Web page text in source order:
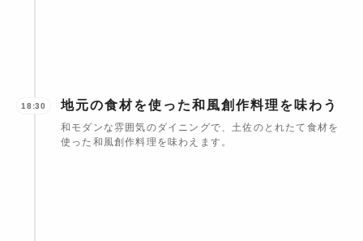
18:30 地元の食材を使った和風創作料理を味わう
和モダンな雰囲気のダイニングで、土佐のとれたて食材を
使った和風創作料理を味わえます。